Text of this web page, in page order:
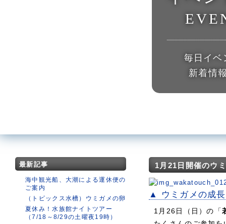
毎日イベ
新着情
最新記事
海中観光船、大潮による運休便の
ご案内
（トピックス水槽）ウミガメの卵
夏休み！水族館ナイトツアー
（7/18～8/29の土曜夜19時）
1月21日開催のウ
▲ ウミガメの成
1月26日（日）の「